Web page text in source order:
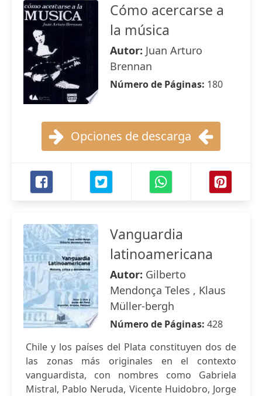
Cómo acercarse a
la música
Autor: Juan Arturo
Brennan
Número de Páginas: 180
Opciones de descarga
Vanguardia
latinoamericana
Autor: Gilberto
Mendonça Teles , Klaus
Müller-bergh
Número de Páginas: 428
Chile y los países del Plata constituyen dos de
las zonas más originales en el contexto
vanguardista, con nombres como Gabriela
Mistral, Pablo Neruda, Vicente Huidobro, Jorge